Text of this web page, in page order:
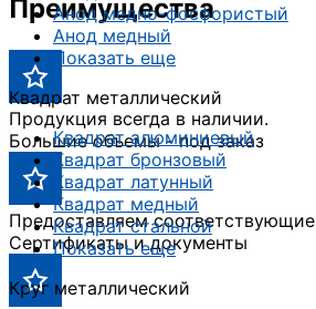
Анод медно-фосфористый
Анод медный
Показать еще
Квадрат металлический
Квадрат алюминиевый
Квадрат бронзовый
Квадрат латунный
Квадрат медный
Квадрат стальной
Показать еще
Круг металлический
Преимущества
Продукция всегда в наличии.
Большие объемы - под заказ
Предоставляем соответствующие
Сертификаты и документы